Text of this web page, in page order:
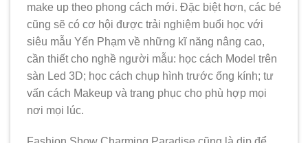
make up theo phong cách mới. Đặc biệt hơn, các bé
cũng sẽ có cơ hội được trải nghiệm buổi học với
siêu mẫu Yến Phạm về những kĩ năng nâng cao,
cần thiết cho nghề người mẫu: học cách Model trên
sàn Led 3D; học cách chụp hình trước ống kính; tư
vấn cách Makeup và trang phục cho phù hợp mọi
nơi mọi lúc.